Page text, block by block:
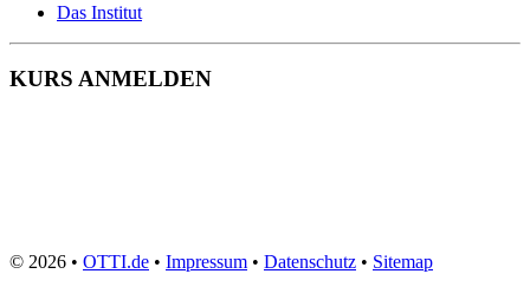
Das Institut
KURS ANMELDEN
© 2026 • OTTI.de • Impressum • Datenschutz • Sitemap